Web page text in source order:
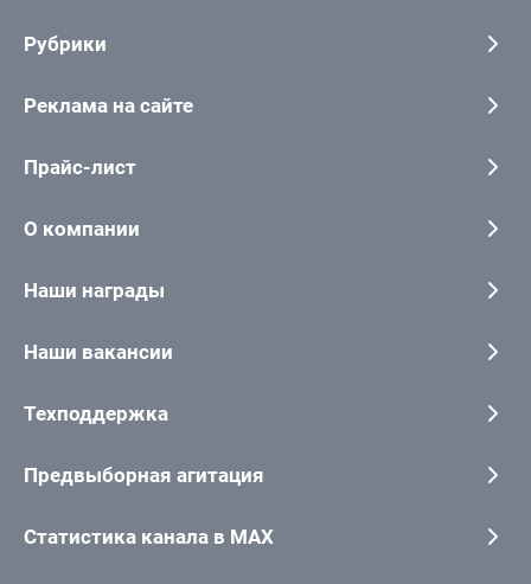
Рубрики
Реклама на сайте
Прайс-лист
О компании
Наши награды
Наши вакансии
Техподдержка
Предвыборная агитация
Статистика канала в MAX